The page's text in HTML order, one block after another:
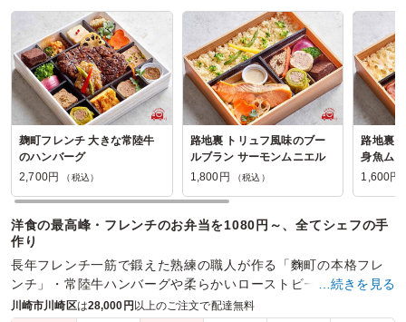
麹町フレンチ 大きな常陸牛
のハンバーグ
2,700円
（税込）
路地裏 トリュフ風味のブー
ルブラン サーモンムニエル
1,800円
（税込）
路地裏
身魚ム
1,600円
洋食の最高峰・フレンチのお弁当を1080円～、全てシェフの手
作り
長年フレンチ一筋で鍛えた熟練の職人が作る「麴町の本格フレ
ンチ」・常陸牛ハンバーグや柔らかいローストビーフ等、メイ
ンのソースから副菜、デザートまでも全て自家製のこだわり店
…続きを見る
川崎市川崎区は28,000円以上のご注文で配達無料